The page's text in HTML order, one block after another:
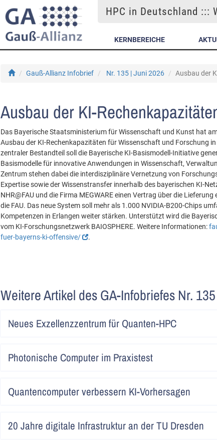
HPC in Deutschland :::
KERNBEREICHE
Gauß-Allianz Infobrief Nr. 135 | Juni 2026 Ausbau der
Ausbau der KI-
Das Bayerische Staatsministerium für Wissenschaft und Kunst hat
Ausbau der KI-Rechenkapazitäten für Wissenschaft und Forschung
zentraler Bestandteil soll die Bayerische KI-Basismodell-Initiative
Basismodelle für innovative Anwendungen in Wissenschaft,
Zentrum stehen dabei die interdisziplinäre Vernetzung von
Expertise sowie der Wissenstransfer innerhalb des bayerischen KI-
NHR@FAU und die Firma MEGWARE einen Vertrag über die
die FAU. Das neue System soll mehr als 1.000 NVIDIA-B200-Chips
Kompetenzen in Erlangen weiter stärken. Unterstützt wird die
vom KI-Forschungsnetzwerk BAIOSPHERE. Weitere Informationen:
fuer-bayerns-ki-offensive/
.
Weitere Artikel des GA-Infobriefes Nr. 135
Neues Exzellenzzentrum für Quanten-HPC
Photonische Computer im Praxistest
Quantencomputer verbessern KI-Vorhersagen
20 Jahre digitale Infrastruktur an der TU Dresden